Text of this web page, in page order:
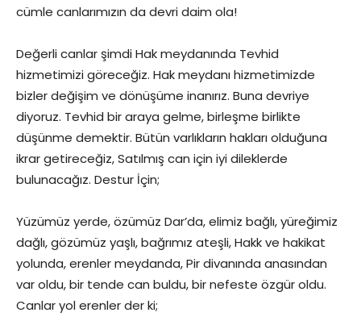
cümle canlarımızın da devri daim ola!
Değerli canlar şimdi Hak meydanında Tevhid
hizmetimizi göreceğiz. Hak meydanı hizmetimizde
bizler değişim ve dönüşüme inanırız. Buna devriye
diyoruz. Tevhid bir araya gelme, birleşme birlikte
düşünme demektir. Bütün varlıkların hakları olduğuna
ikrar getireceğiz, Satılmış can için iyi dileklerde
bulunacağız. Destur İçin;
Yüzümüz yerde, özümüz Dar’da, elimiz bağlı, yüreğimiz
dağlı, gözümüz yaşlı, bağrımız ateşli, Hakk ve hakikat
yolunda, erenler meydanda, Pir divanında anasından
var oldu, bir tende can buldu, bir nefeste özgür oldu.
Canlar yol erenler der ki;